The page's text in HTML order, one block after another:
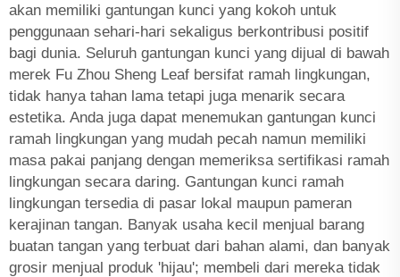
akan memiliki gantungan kunci yang kokoh untuk
penggunaan sehari-hari sekaligus berkontribusi positif
bagi dunia. Seluruh gantungan kunci yang dijual di bawah
merek Fu Zhou Sheng Leaf bersifat ramah lingkungan,
tidak hanya tahan lama tetapi juga menarik secara
estetika. Anda juga dapat menemukan gantungan kunci
ramah lingkungan yang mudah pecah namun memiliki
masa pakai panjang dengan memeriksa sertifikasi ramah
lingkungan secara daring. Gantungan kunci ramah
lingkungan tersedia di pasar lokal maupun pameran
kerajinan tangan. Banyak usaha kecil menjual barang
buatan tangan yang terbuat dari bahan alami, dan banyak
grosir menjual produk 'hijau'; membeli dari mereka tidak